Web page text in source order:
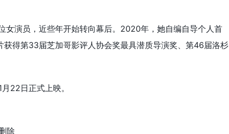
女演员，近些年开始转向幕后。2020年，她自编自导个人首
得第33届芝加哥影评人协会奖最具潜质导演奖、第46届洛杉
22日正式上映。
除